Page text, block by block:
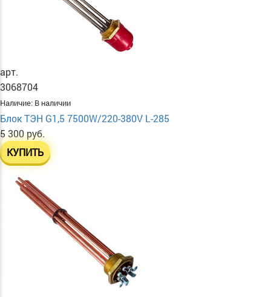
арт.
3068704
Наличие: В наличии
Блок ТЭН G1,5 7500W/220-380V L-285
5 300 руб.
КУПИТЬ